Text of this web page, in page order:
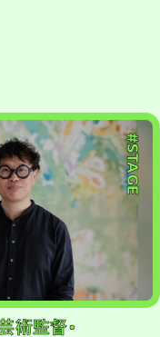
#STAGE
術監督・